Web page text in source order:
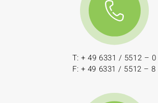
T: + 49 6331 / 5512 – 0
F: + 49 6331 / 5512 – 8